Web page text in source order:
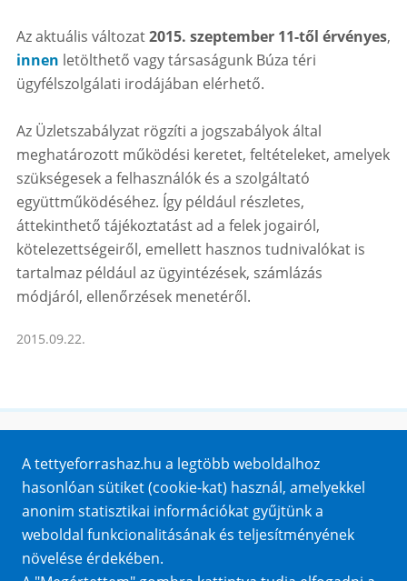
Az aktuális változat2015. szeptember 11-től érvényes,
innen letölthető vagy társaságunk Búza téri
ügyfélszolgálati irodájában elérhető.
Az Üzletszabályzat rögzíti a jogszabályok által
meghatározott működési keretet, feltételeket, amelyek
szükségesek a felhasználók és a szolgáltató
együttműködéséhez. Így például részletes,
áttekinthető tájékoztatást ad a felek jogairól,
kötelezettségeiről, emellett hasznos tudnivalókat is
tartalmaz például az ügyintézések, számlázás
módjáról, ellenőrzések menetéről.
2015.09.22.
Impresszum
Sütik
Adatvédelem
Közérdekű adatok
A tettyeforrashaz.hu a legtöbb weboldalhoz
hasonlóan sütiket (cookie-kat) használ, amelyekkel
anonim statisztikai információkat gyűjtünk a
weboldal funkcionalitásának és teljesítményének
növelése érdekében.